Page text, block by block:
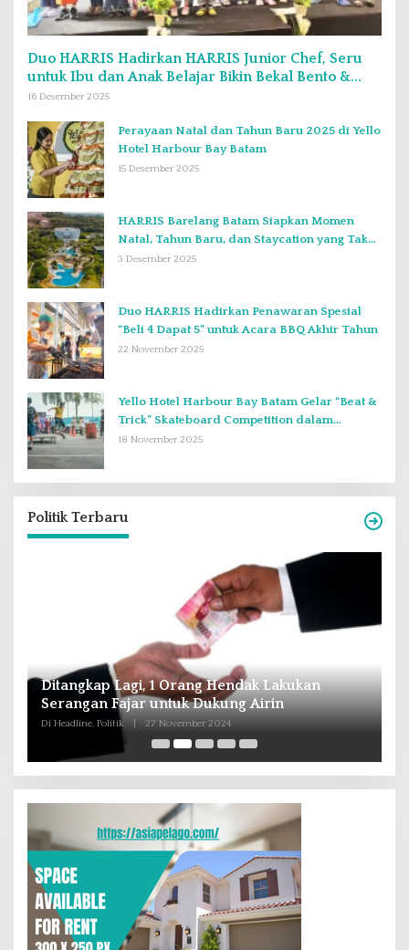
Duo HARRIS Hadirkan HARRIS Junior Chef, Seru
untuk Ibu dan Anak Belajar Bikin Bekal Bento &
Kimbab
16 Desember 2025
Perayaan Natal dan Tahun Baru 2025 di Yello
Hotel Harbour Bay Batam
15 Desember 2025
HARRIS Barelang Batam Siapkan Momen
Natal, Tahun Baru, dan Staycation yang Tak
Terlupakan di Desember 2025
3 Desember 2025
Duo HARRIS Hadirkan Penawaran Spesial
“Beli 4 Dapat 5” untuk Acara BBQ Akhir Tahun
22 November 2025
Yello Hotel Harbour Bay Batam Gelar “Beat &
Trick” Skateboard Competition dalam
Perayaan Anniversary ke-2
18 November 2025
Politik Terbaru
Andra Soni : Perbaiki Pendidikan dan
Tingkatkan SDM Untuk Banten Lebih Maju
Di Headline, Nasional, Politik | 16 Oktober 2024